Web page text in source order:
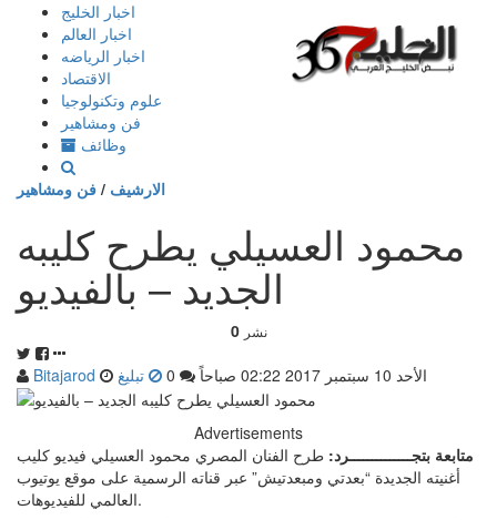
إذهب
المحتوى
اخبار الخليج
اخبار العالم
اخبار الرياضه
الاقتصاد
علوم وتكنولوجيا
فن ومشاهير
وظائف
الارشيف / فن ومشاهير
محمود العسيلي يطرح كليبه
الجديد – بالفيديو
0 نشر
Bitajarod الأحد 10 سبتمبر 2017 02:22 صباحاً تبليغ
Advertisements
متابعة بتجــــــــــــــرد: طرح الفنان المصري محمود العسيلي فيديو كليب
أغنيته الجديدة “بعدتي ومبعدتيش” عبر قناته الرسمية على موقع يوتيوب
العالمي للفيديوهات.